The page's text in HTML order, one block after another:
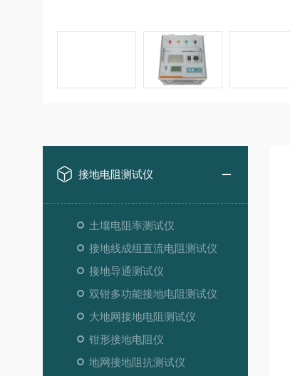
接地电阻测试仪
土壤电阻率测试仪
接地线成组直流电阻测试仪
接地导通测试仪
双钳多功能接地电阻测试仪
大地网接地电阻测试仪
钳形接地电阻仪
地网接地阻抗测试仪